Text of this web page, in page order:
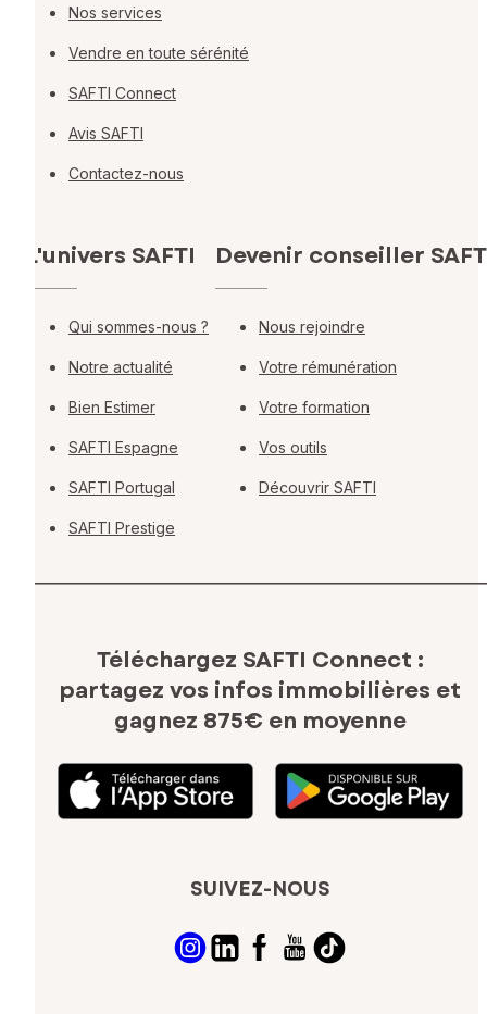
Nos services
Vendre en toute sérénité
SAFTI Connect
Avis SAFTI
Contactez-nous
L'univers SAFTI
Qui sommes-nous ?
Notre actualité
Bien Estimer
SAFTI Espagne
SAFTI Portugal
SAFTI Prestige
Devenir conseiller
Nous rejoindre
Votre rémunération
Votre formation
Vos outils
Découvrir SAFTI
Téléchargez SAFTI Connect :
partagez vos infos immobilières et
gagnez 875€ en moyenne
SUIVEZ-NOUS